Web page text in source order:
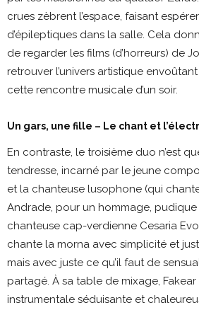
crues zèbrent l’espace, faisant espérer
d’épileptiques dans la salle. Cela
de regarder les films (d’horreurs) de
retrouver l’univers artistique
cette rencontre musicale d’un soir.
Un gars, une fille – Le chant et
En contraste, le troisième duo n’est
tendresse, incarné par le jeune
et la chanteuse lusophone (qui
Andrade, pour un hommage, pudique
chanteuse cap-verdienne Cesaria
chante la morna avec simplicité et
mais avec juste ce qu’il faut de
partagé. À sa table de mixage,
instrumentale séduisante et